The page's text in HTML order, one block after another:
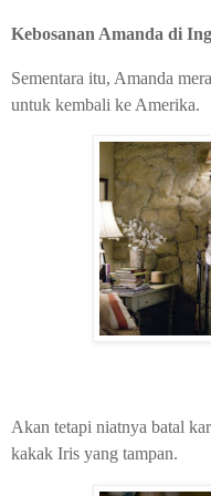
Kebosanan Amanda di
Sementara itu, Amanda
untuk kembali ke Amerika.
Akan tetapi niatnya batal
kakak Iris yang tampan.